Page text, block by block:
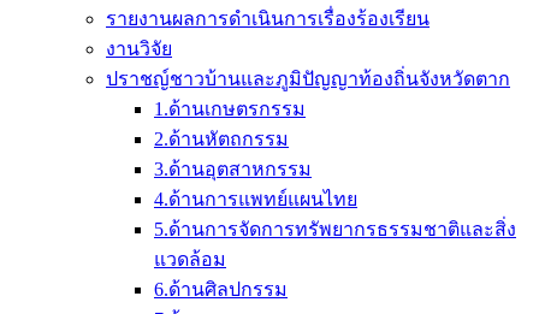
รายงานผลการดำเนินการเรื่องร้องเรียน
งานวิจัย
ปราชญ์ชาวบ้านและภูมิปัญญาท้องถิ่นจังหวัดตาก
1.ด้านเกษตรกรรม
2.ด้านหัตถกรรม
3.ด้านอุตสาหกรรม
4.ด้านการแพทย์แผนไทย
5.ด้านการจัดการทรัพยากรธรรมชาติและสิ่ง
แวดล้อม
6.ด้านศิลปกรรม